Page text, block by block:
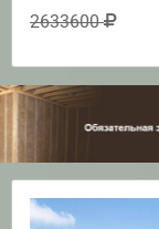
2633600